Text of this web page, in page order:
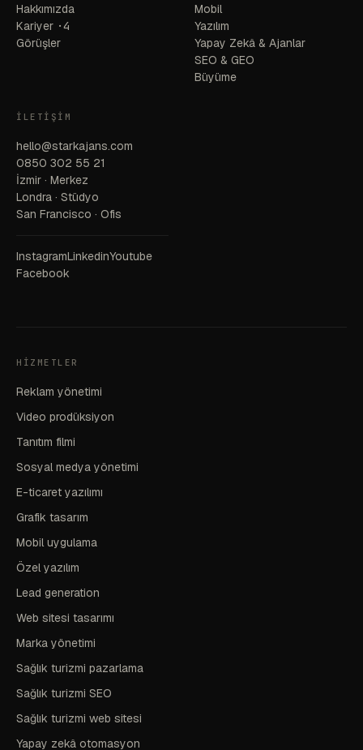
Hakkımızda
Kariyer ·4
Görüşler
Mobil
Yazılım
Yapay Zekâ & Ajanlar
SEO & GEO
Büyüme
İLETIŞIM
hello@starkajans.com
0850 302 55 21
İzmir · Merkez
Londra · Stüdyo
San Francisco · Ofis
InstagramLinkedinYoutube
Facebook
HIZMETLER
Reklam yönetimi
Video prodüksiyon
Tanıtım filmi
Sosyal medya yönetimi
E-ticaret yazılımı
Grafik tasarım
Mobil uygulama
Özel yazılım
Lead generation
Web sitesi tasarımı
Marka yönetimi
Sağlık turizmi pazarlama
Sağlık turizmi SEO
Sağlık turizmi web sitesi
Yapay zekâ otomasyon